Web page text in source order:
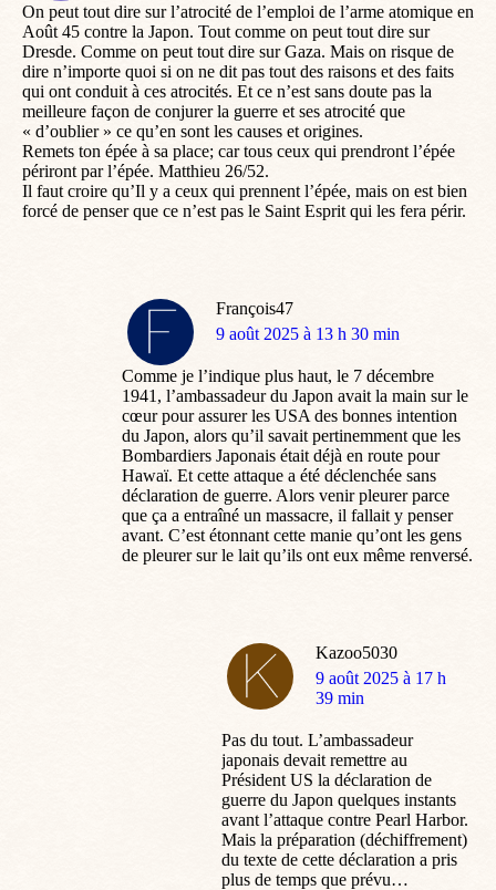
On peut tout dire sur l’atrocité de l’emploi de l’arme atomique en
Août 45 contre la Japon. Tout comme on peut tout dire sur
Dresde. Comme on peut tout dire sur Gaza. Mais on risque de
dire n’importe quoi si on ne dit pas tout des raisons et des faits
qui ont conduit à ces atrocités. Et ce n’est sans doute pas la
meilleure façon de conjurer la guerre et ses atrocité que
« d’oublier » ce qu’en sont les causes et origines.
Remets ton épée à sa place; car tous ceux qui prendront l’épée
périront par l’épée. Matthieu 26/52.
Il faut croire qu’Il y a ceux qui prennent l’épée, mais on est bien
forcé de penser que ce n’est pas le Saint Esprit qui les fera périr.
François47
dit
9 août 2025 à 13 h 30 min
Comme je l’indique plus haut, le 7 décembre
1941, l’ambassadeur du Japon avait la main sur le
cœur pour assurer les USA des bonnes intention
du Japon, alors qu’il savait pertinemment que les
Bombardiers Japonais était déjà en route pour
Hawaï. Et cette attaque a été déclenchée sans
déclaration de guerre. Alors venir pleurer parce
que ça a entraîné un massacre, il fallait y penser
avant. C’est étonnant cette manie qu’ont les gens
de pleurer sur le lait qu’ils ont eux même renversé.
Kazoo5030
dit
:
9 août 2025 à 17 h
39 min
Pas du tout. L’ambassadeur
japonais devait remettre au
Président US la déclaration de
guerre du Japon quelques instants
avant l’attaque contre Pearl Harbor.
Mais la préparation (déchiffrement)
du texte de cette déclaration a pris
plus de temps que prévu…